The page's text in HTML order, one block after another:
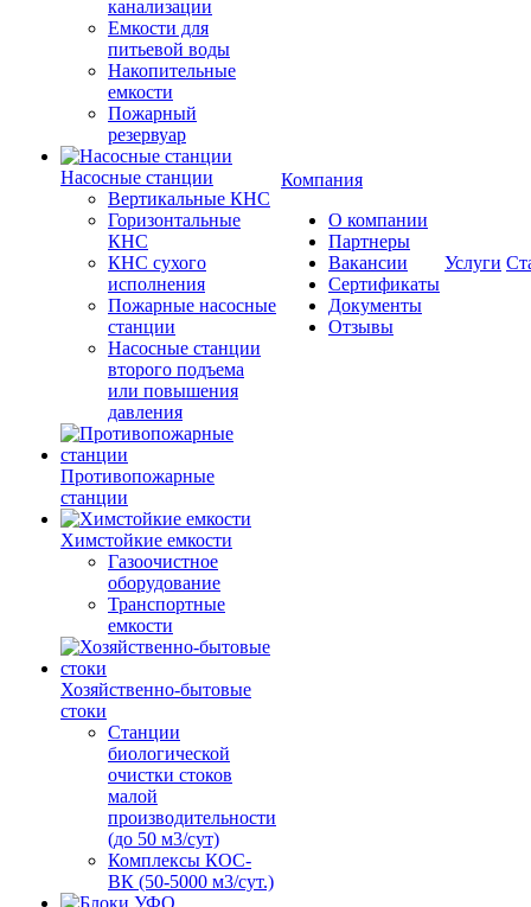
канализации
Емкости для
питьевой воды
Накопительные
емкости
Пожарный
резервуар
Насосные станции
Вертикальные КНС
Горизонтальные
КНС
КНС сухого
исполнения
Пожарные насосные
станции
Насосные cтанции
второго подъема
или повышения
давления
Противопожарные
станции
Химстойкие емкости
Газоочистное
оборудование
Транспортные
емкости
Хозяйственно-бытовые
стоки
Станции
биологической
очистки стоков
малой
производительности
(до 50 м3/сут)
Комплексы КОС-
ВК (50-5000 м3/сут.)
Компания
О компании
Партнеры
Вакансии
Сертификаты
Документы
Отзывы
Услуги